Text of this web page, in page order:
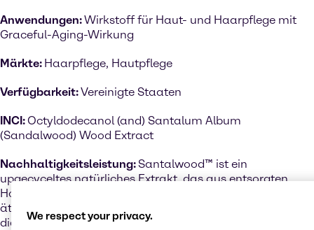
Anwendungen:Wirkstoff für Haut- und Haarpflege mit
Graceful-Aging-Wirkung
Märkte: Haarpflege, Hautpflege
Verfügbarkeit:Vereinigte Staaten
INCI:Octyldodecanol (and) Santalum Album
(Sandalwood) Wood Extract
Nachhaltigkeitsleistung:Santalwood™ ist ein
upgecyceltes natürliches Extrakt, das aus entsorgten
Holzspänen aus der Produktion von Parfüms und
ätherischen Ölen gewonnen wird. Die Inspiration für
diesen einzigartigen biofunktionalen Wirkstoff ist die
We respect your privacy.